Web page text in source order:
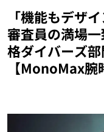
「機能もデザ
審査員の満場
格ダイバーズ
【MonoMax腕